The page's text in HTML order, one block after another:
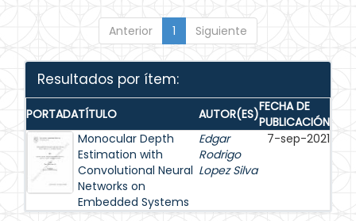
Anterior 1 Siguiente
Resultados por ítem:
PORTADATÍTULO AUTOR(ES)FECHA DE
PUBLICACIÓN
Monocular Depth
Estimation with
Convolutional Neural
Networks on
Embedded Systems
Edgar
Rodrigo
Lopez Silva
7-sep-2021